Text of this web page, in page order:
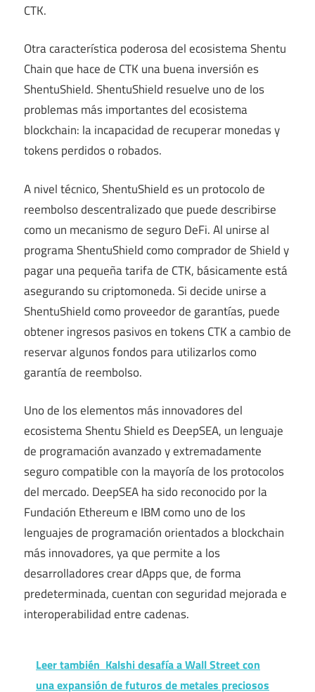
CTK.
Otra característica poderosa del ecosistema Shentu
Chain que hace de CTK una buena inversión es
ShentuShield. ShentuShield resuelve uno de los
problemas más importantes del ecosistema
blockchain: la incapacidad de recuperar monedas y
tokens perdidos o robados.
A nivel técnico, ShentuShield es un protocolo de
reembolso descentralizado que puede describirse
como un mecanismo de seguro DeFi. Al unirse al
programa ShentuShield como comprador de Shield y
pagar una pequeña tarifa de CTK, básicamente está
asegurando su criptomoneda. Si decide unirse a
ShentuShield como proveedor de garantías, puede
obtener ingresos pasivos en tokens CTK a cambio de
reservar algunos fondos para utilizarlos como
garantía de reembolso.
Uno de los elementos más innovadores del
ecosistema Shentu Shield es DeepSEA, un lenguaje
de programación avanzado y extremadamente
seguro compatible con la mayoría de los protocolos
del mercado. DeepSEA ha sido reconocido por la
Fundación Ethereum e IBM como uno de los
lenguajes de programación orientados a blockchain
más innovadores, ya que permite a los
desarrolladores crear dApps que, de forma
predeterminada, cuentan con seguridad mejorada e
interoperabilidad entre cadenas.
Leer también Kalshi desafía a Wall Street con
una expansión de futuros de metales preciosos